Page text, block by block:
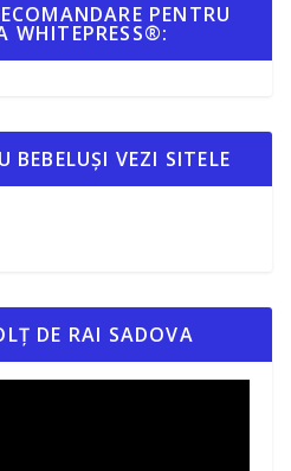
PENTRU
WHITEPRESS®:
BEBELUȘI VEZI SITELE
DE RAI SADOVA